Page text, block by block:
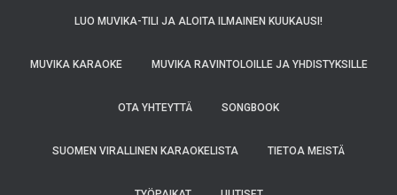
LUO MUVIKA-TILI JA ALOITA ILMAINEN KUUKAUSI!
MUVIKA KARAOKE MUVIKA RAVINTOLOILLE JA YHDISTYKSILLE
OTA YHTEYTTÄ SONGBOOK
SUOMEN VIRALLINEN KARAOKELISTA TIETOA MEISTÄ